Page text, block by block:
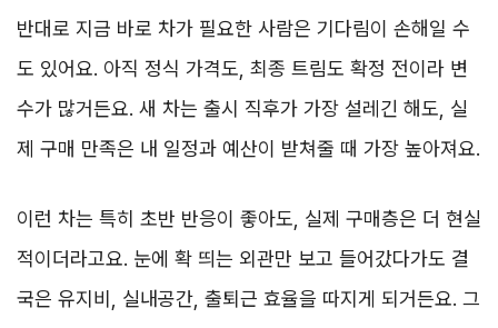
반대로 지금 바로 차가 필요한 사람은 기다림이 손해일 수
도 있어요. 아직 정식 가격도, 최종 트림도 확정 전이라 변
수가 많거든요. 새 차는 출시 직후가 가장 설레긴 해도, 실
제 구매 만족은 내 일정과 예산이 받쳐줄 때 가장 높아져요.
이런 차는 특히 초반 반응이 좋아도, 실제 구매층은 더 현실
적이더라고요. 눈에 확 띄는 외관만 보고 들어갔다가도 결
국은 유지비, 실내공간, 출퇴근 효율을 따지게 되거든요. 그